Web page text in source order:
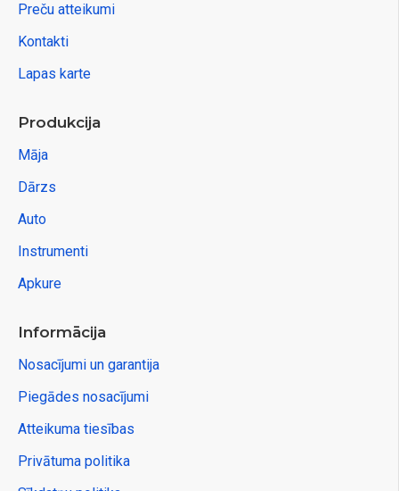
Preču atteikumi
Kontakti
Lapas karte
Produkcija
Māja
Dārzs
Auto
Instrumenti
Apkure
Informācija
Nosacījumi un garantija
Piegādes nosacījumi
Atteikuma tiesības
Privātuma politika